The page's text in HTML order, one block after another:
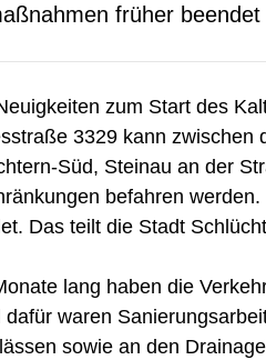
früher
zum Start des
3329 kann zwischen
Süd, Steinau an der
befahren
Das teilt die Stadt
lang haben die
dafür waren
sowie an den